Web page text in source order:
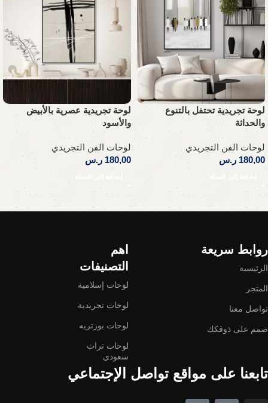
لوحة تجريدية تحتفل بالتنوع
والحداثة
لوحات الفن التجريدي
180,00 ر.س
إضافة إلى السلة
لوحة تجريدية عصرية بالأبيض
والأسود
لوحات الفن التجريدي
180,00 ر.س
إضافة إلى السلة
Read More
روابط سريعة
الرئيسية
المتجر
تواصل معنا
صمم على ذوقكك
اهم
التصنيفات
لوحات إسلامية
لوحات تجريدية
لوحات بورتريه
لوحات تراث
سعودي
تابعنا على مواقع تواصل الإجتماعي